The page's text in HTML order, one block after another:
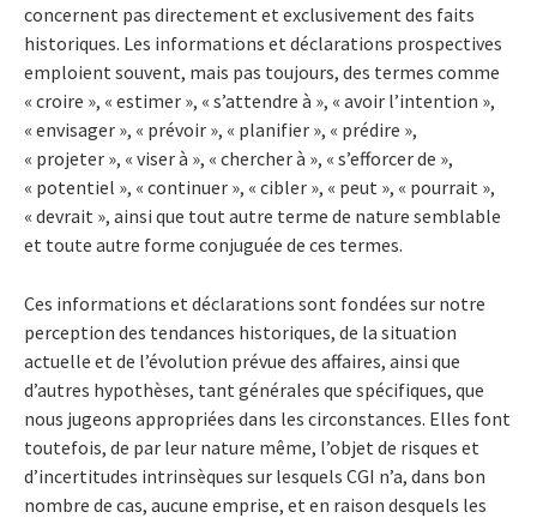
concernent pas directement et exclusivement des faits
historiques. Les informations et déclarations prospectives
emploient souvent, mais pas toujours, des termes comme
« croire », « estimer », « s’attendre à », « avoir l’intention »,
« envisager », « prévoir », « planifier », « prédire »,
« projeter », « viser à », « chercher à », « s’efforcer de »,
« potentiel », « continuer », « cibler », « peut », « pourrait »,
« devrait », ainsi que tout autre terme de nature semblable
et toute autre forme conjuguée de ces termes.
Ces informations et déclarations sont fondées sur notre
perception des tendances historiques, de la situation
actuelle et de l’évolution prévue des affaires, ainsi que
d’autres hypothèses, tant générales que spécifiques, que
nous jugeons appropriées dans les circonstances. Elles font
toutefois, de par leur nature même, l’objet de risques et
d’incertitudes intrinsèques sur lesquels CGI n’a, dans bon
nombre de cas, aucune emprise, et en raison desquels les